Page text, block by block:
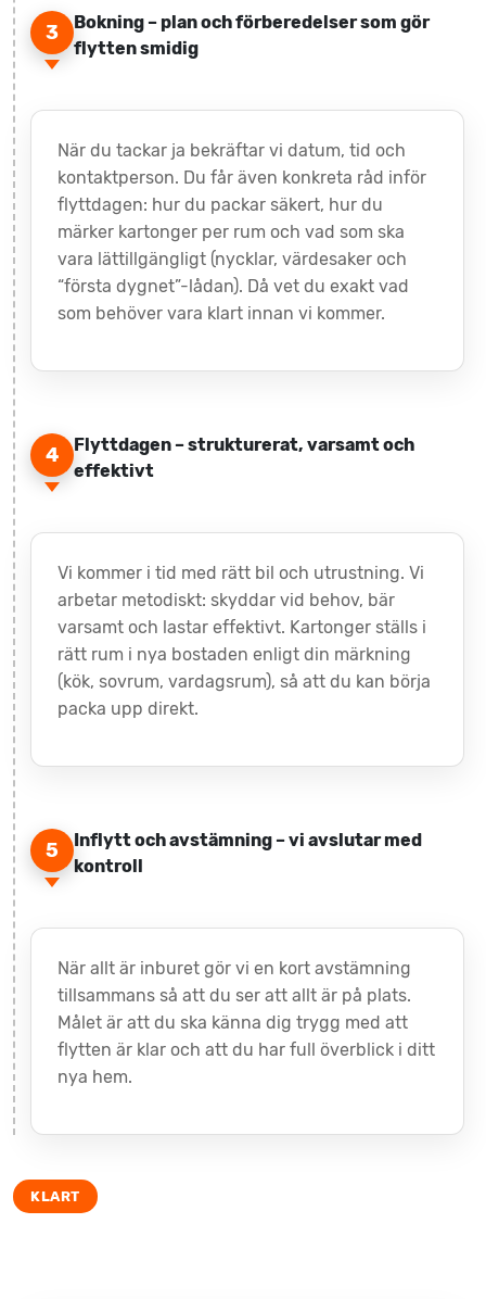
3
Bokning – plan och förberedelser som gör
flytten smidig
När du tackar ja bekräftar vi datum, tid och
kontaktperson. Du får även konkreta råd inför
flyttdagen: hur du packar säkert, hur du
märker kartonger per rum och vad som ska
vara lättillgängligt (nycklar, värdesaker och
“första dygnet”-lådan). Då vet du exakt vad
som behöver vara klart innan vi kommer.
4
Flyttdagen – strukturerat, varsamt och
effektivt
Vi kommer i tid med rätt bil och utrustning. Vi
arbetar metodiskt: skyddar vid behov, bär
varsamt och lastar effektivt. Kartonger ställs i
rätt rum i nya bostaden enligt din märkning
(kök, sovrum, vardagsrum), så att du kan börja
packa upp direkt.
5
Inflytt och avstämning – vi avslutar med
kontroll
När allt är inburet gör vi en kort avstämning
tillsammans så att du ser att allt är på plats.
Målet är att du ska känna dig trygg med att
flytten är klar och att du har full överblick i ditt
nya hem.